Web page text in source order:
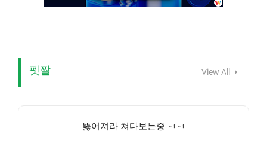
펫짤 View All
뚫어져라 쳐다보는중 ㅋㅋ